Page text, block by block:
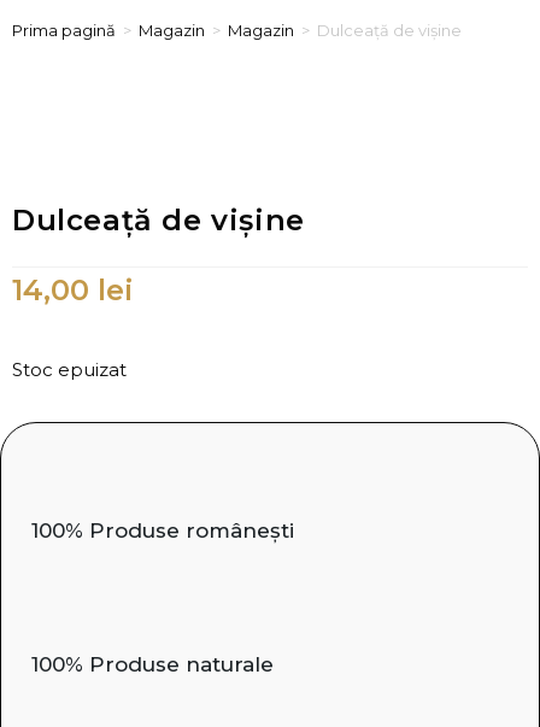
Prima pagină > Magazin > Magazin > Dulceață de vișine
Dulceață de vișine
14,00 lei
Stoc epuizat
100% Produse românești
100% Produse naturale